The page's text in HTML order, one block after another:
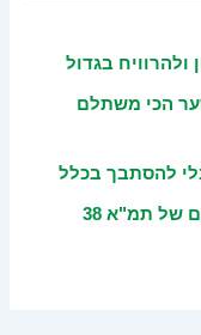
בגדול
הכי משתלם
להסתבך בכלל
האם כדאי להשקיע בפרויקטים של תמ"א 38